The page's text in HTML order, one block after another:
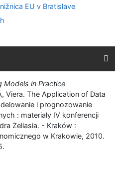
Models in Practice
Viera. The Application of Data
i prognozowanie
: materiały IV konferencji
Zeliasia. - Kraków :
w Krakowie, 2010.